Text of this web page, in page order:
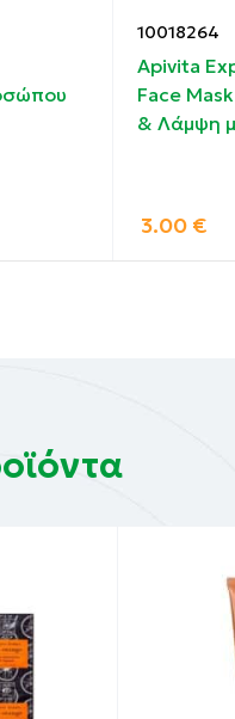
STEARATE,
EXTRACT, ORYZA
GLYCYRRHIZATE,
free, mineral oil free
10018264
Apivita
Face
& Λάμψη
3.00 €